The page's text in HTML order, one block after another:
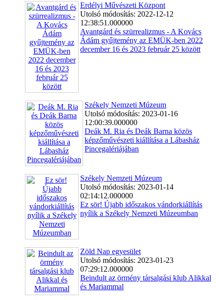
Erdélyi Művészeti Központ
Utolsó módosítás: 2022-12-12
12:38:51.000000
Avantgárd és szürrealizmus - A Kovács
Ádám gyűjtemény az EMÜK-ben 2022
december 16 és 2023 február 25 között
Székely Nemzeti Múzeum
Utolsó módosítás: 2023-01-16
12:00:39.000000
Deák M. Ria és Deák Barna közös
képzőművészeti kiállítása a Lábasház
Pincegalériájában
Székely Nemzeti Múzeum
Utolsó módosítás: 2023-01-14
02:14:12.000000
Ez sör! Újabb időszakos vándorkiállítás
nyílik a Székely Nemzeti Múzeumban
Zöld Nap egyesület
Utolsó módosítás: 2023-01-23
07:29:12.000000
Beindult az örmény társalgási klub Alikkal
és Mariammal